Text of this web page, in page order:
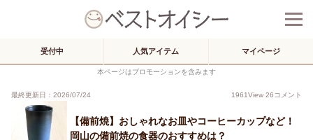
受付中 人気アイテム マイページ
本ページはプロモーションを含みます
最終更新日：2026/07/24 1961View 26コメント
【備前焼】おしゃれなお皿やコーヒーカップなど！
岡山の備前焼の食器のおすすめは？